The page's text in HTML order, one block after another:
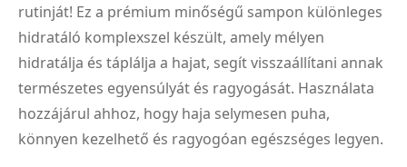
rutinját! Ez a prémium minőségű sampon különleges
hidratáló komplexszel készült, amely mélyen
hidratálja és táplálja a hajat, segít visszaállítani annak
természetes egyensúlyát és ragyogását. Használata
hozzájárul ahhoz, hogy haja selymesen puha,
könnyen kezelhető és ragyogóan egészséges legyen.